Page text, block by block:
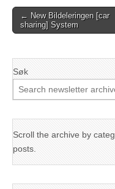
Post
navigation
← New Bildeleringen [car
sharing] System
Søk
Scroll the archive by
posts.